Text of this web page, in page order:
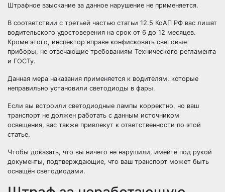
Штрафное взыскание за данное нарушение не применяется.
В соответствии с третьей частью статьи 12.5 КоАП РФ вас лишат
водительского удостоверения на срок от 6 до 12 месяцев.
Кроме этого, инспектор вправе конфисковать световые
приборы, не отвечающие требованиям Технического регламента
и ГОСТу.
Данная мера наказания применяется к водителям, которые
неправильно установили светодиоды в фары.
Если вы встроили светодиодные лампы корректно, но ваш
транспорт не должен работать с данным источником
освещения, вас также привлекут к ответственности по этой
статье.
Чтобы доказать, что вы ничего не нарушили, имейте под рукой
документы, подтверждающие, что ваш транспорт может быть
оснащён светодиодами.